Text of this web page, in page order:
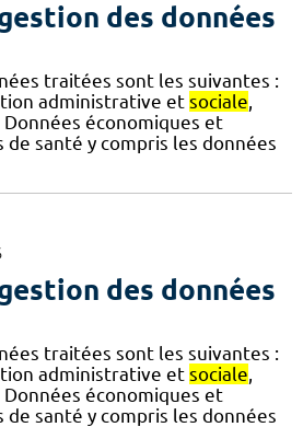
des données
traitées sont les suivantes :
administrative et sociale,
économiques et
de santé y compris les données
des données
traitées sont les suivantes :
administrative et sociale,
économiques et
de santé y compris les données